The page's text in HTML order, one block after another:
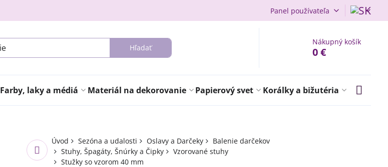
Panel používateľa
Hľadať
Nákupný košík
0 €
Farby, laky a médiá Materiál na dekorovanie Papierový svet Korálky a bižutéria
Úvod Sezóna a udalosti Oslavy a Darčeky
Balenie darčekov
Stuhy, Špagáty, Šnúrky a Čipky
Vzorované stuhy
Stužky so vzorom 40 mm